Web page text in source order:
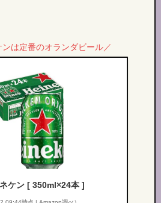
は定番のオランダビール／
ネケン [ 350ml×24本 ]